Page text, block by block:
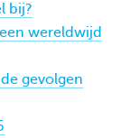
bij?
wereldwijd
gevolgen